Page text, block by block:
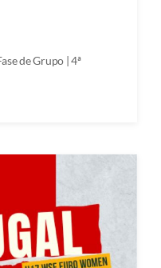
de Grupo | 4ª